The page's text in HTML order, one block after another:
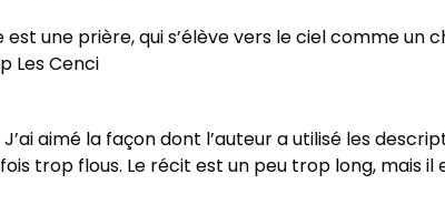
une prière, qui s’élève vers le ciel comme un
Les Cenci
aimé la façon dont l’auteur a utilisé les
trop flous. Le récit est un peu trop long, mais il